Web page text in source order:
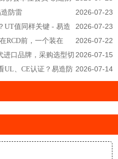
2026-07-23
防雷
2026-07-23
UT值同样关键 - 易造
2026-07-22
RCD前，一个装在
2026-07-15
进口品牌，采购选型切
2026-07-14
UL、CE认证？易造防